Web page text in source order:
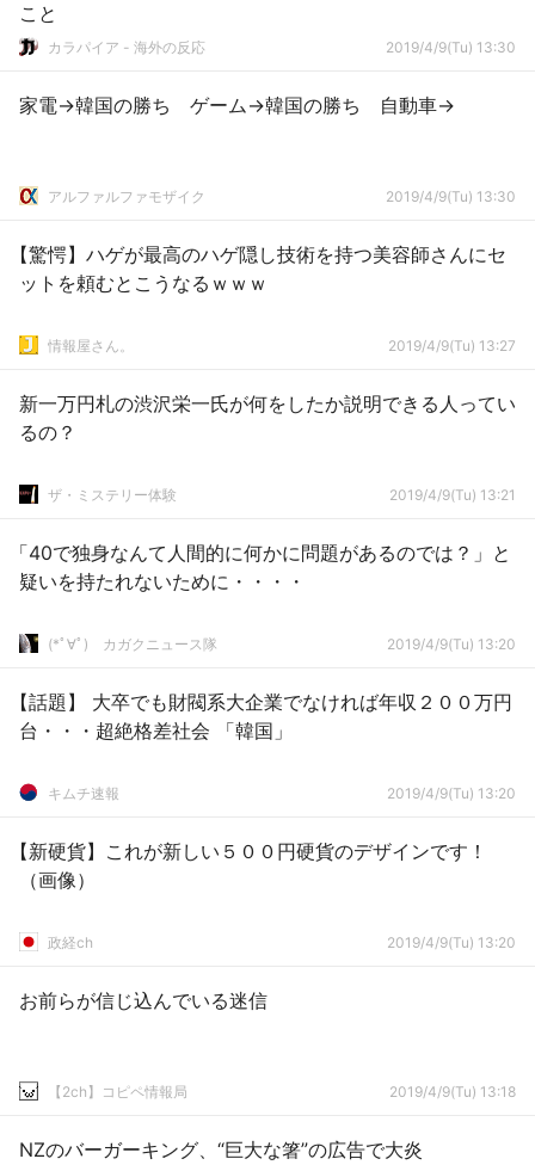
こと
カラパイア - 海外の反応 2019/4/9(Tu) 13:30
家電→韓国の勝ち ゲーム→韓国の勝ち 自動車→
アルファルファモザイク 2019/4/9(Tu) 13:30
【驚愕】ハゲが最高のハゲ隠し技術を持つ美容師さんにセ
ットを頼むとこうなるｗｗｗ
情報屋さん。 2019/4/9(Tu) 13:27
新一万円札の渋沢栄一氏が何をしたか説明できる人ってい
るの？
ザ・ミステリー体験 2019/4/9(Tu) 13:21
「40で独身なんて人間的に何かに問題があるのでは？」と
疑いを持たれないために・・・・
(*ﾟ∀ﾟ)ゞカガクニュース隊 2019/4/9(Tu) 13:20
【話題】 大卒でも財閥系大企業でなければ年収２００万円
台・・・超絶格差社会 「韓国」
キムチ速報 2019/4/9(Tu) 13:20
【新硬貨】これが新しい５００円硬貨のデザインです！
（画像）
政経ch 2019/4/9(Tu) 13:20
お前らが信じ込んでいる迷信
【2ch】コピペ情報局 2019/4/9(Tu) 13:18
NZのバーガーキング、“巨大な箸”の広告で大炎